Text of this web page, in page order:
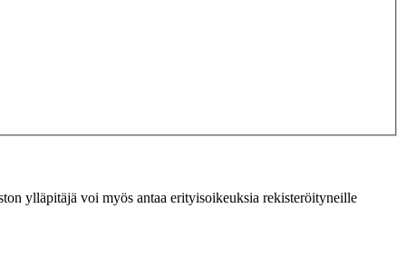
ylläpitäjä voi myös antaa erityisoikeuksia rekisteröityneille